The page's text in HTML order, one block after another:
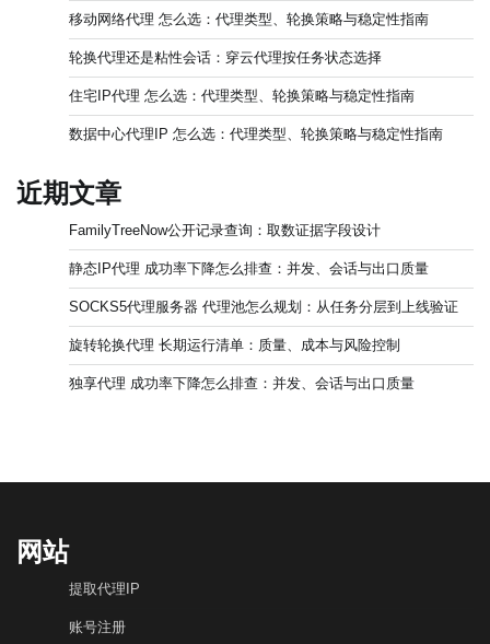
移动网络代理 怎么选：代理类型、轮换策略与稳定性指南
轮换代理还是粘性会话：穿云代理按任务状态选择
住宅IP代理 怎么选：代理类型、轮换策略与稳定性指南
数据中心代理IP 怎么选：代理类型、轮换策略与稳定性指南
近期文章
FamilyTreeNow公开记录查询：取数证据字段设计
静态IP代理 成功率下降怎么排查：并发、会话与出口质量
SOCKS5代理服务器 代理池怎么规划：从任务分层到上线验证
旋转轮换代理 长期运行清单：质量、成本与风险控制
独享代理 成功率下降怎么排查：并发、会话与出口质量
网站
提取代理IP
账号注册